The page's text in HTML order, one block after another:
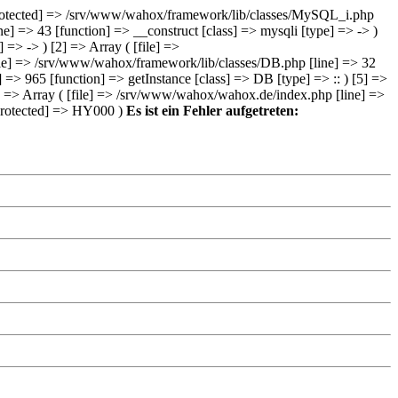
=> /srv/www/wahox/framework/lib/classes/MySQL_i.php
=> 43 [function] => __construct [class] => mysqli [type] => -> )
=> -> ) [2] => Array ( [file] =>
=> /srv/www/wahox/framework/lib/classes/DB.php [line] => 32
965 [function] => getInstance [class] => DB [type] => :: ) [5] =>
Array ( [file] => /srv/www/wahox/wahox.de/index.php [line] =>
=> HY000 ) Es ist ein Fehler aufgetreten: